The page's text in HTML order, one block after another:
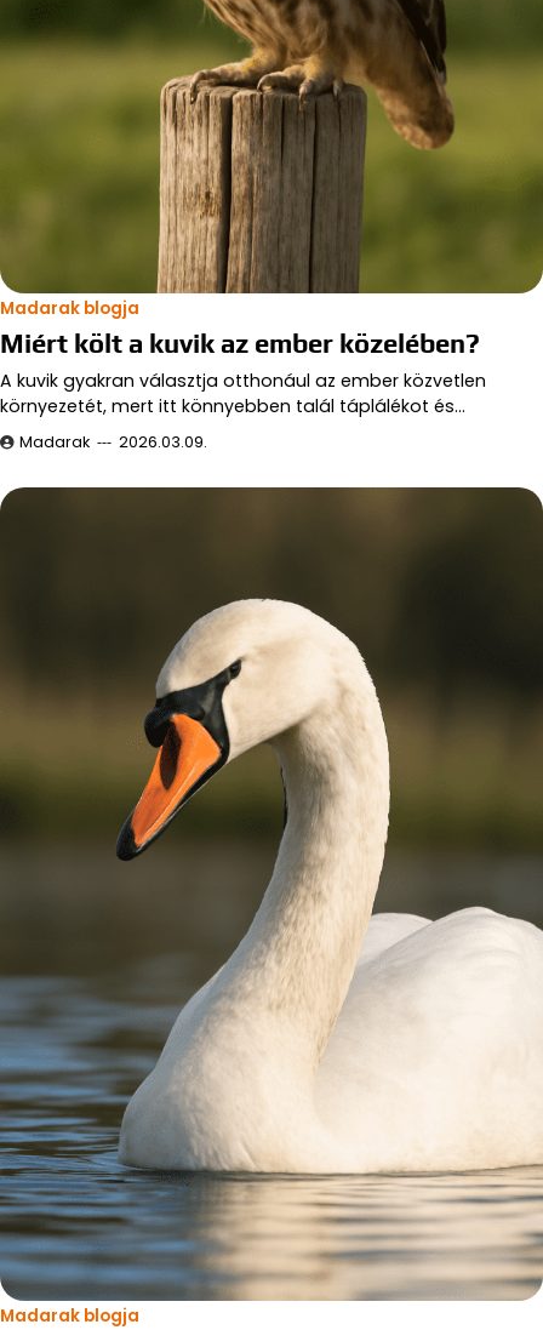
Madarak blogja
Miért költ a kuvik az ember közelében?
A kuvik gyakran választja otthonául az ember közvetlen
környezetét, mert itt könnyebben talál táplálékot és…
Madarak 2026.03.09.
Madarak blogja